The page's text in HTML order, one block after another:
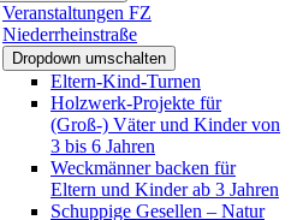
Veranstaltungen FZ
Niederrheinstraße
Dropdown umschalten
Eltern-Kind-Turnen
Holzwerk-Projekte für
(Groß-) Väter und Kinder von
3 bis 6 Jahren
Weckmänner backen für
Eltern und Kinder ab 3 Jahren
Schuppige Gesellen – Natur